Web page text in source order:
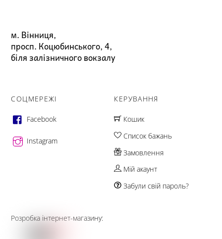
м. Вінниця,
просп. Коцюбинського, 4,
біля залізничного вокзалу
СОЦМЕРЕЖІ
Facebook
Instagram
КЕРУВАННЯ
Кошик
Список бажань
Замовлення
Мій акаунт
Забули свій пароль?
Розробка інтернет-магазину: